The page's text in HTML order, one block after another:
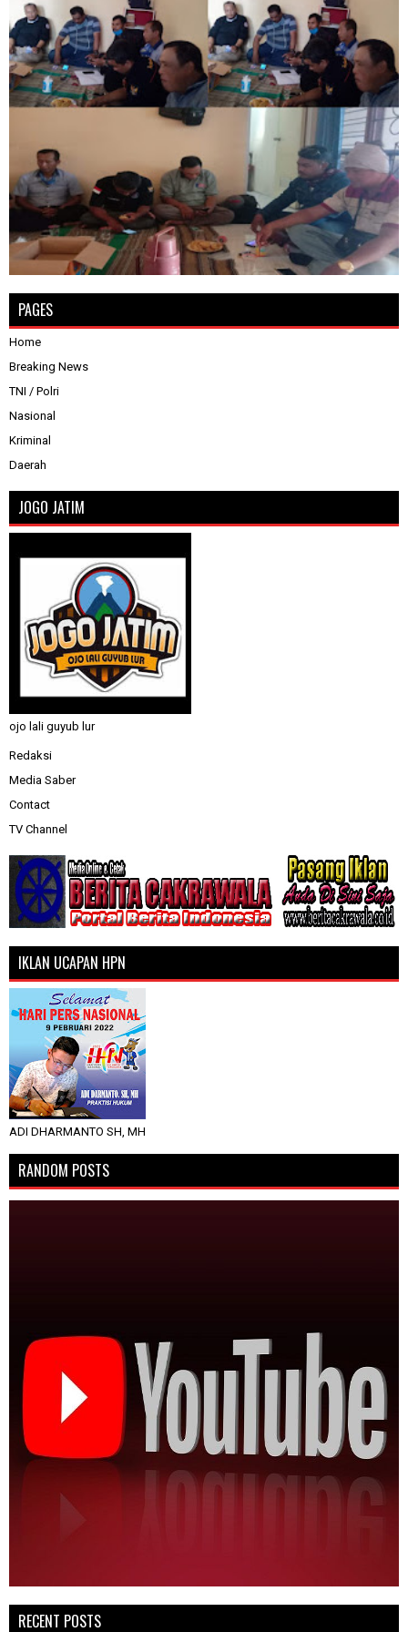
PAGES
Home
Breaking News
TNI / Polri
Nasional
Kriminal
Daerah
JOGO JATIM
ojo lali guyub lur
Redaksi
Media Saber
Contact
TV Channel
IKLAN UCAPAN HPN
ADI DHARMANTO SH, MH
RANDOM POSTS
RECENT POSTS